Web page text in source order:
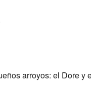
arroyos: el Dore